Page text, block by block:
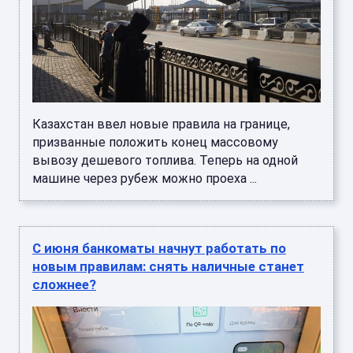
Казахстан ввел новые правила на границе,
призванные положить конец массовому
вывозу дешевого топлива. Теперь на одной
машине через рубеж можно проеха ...
С июня банкоматы начнут работать по
новым правилам: снять наличные станет
сложнее?